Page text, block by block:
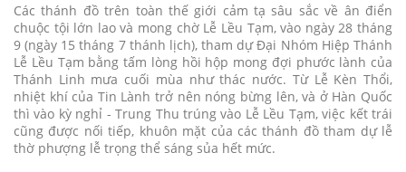
Các thánh đồ trên toàn thế giới cảm tạ sâu sắc về ân điển
chuộc tội lớn lao và mong chờ Lễ Lều Tạm, vào ngày 28 tháng
9 (ngày 15 tháng 7 thánh lịch), tham dự Đại Nhóm Hiệp Thánh
Lễ Lều Tạm bằng tấm lòng hồi hộp mong đợi phước lành của
Thánh Linh mưa cuối mùa như thác nước. Từ Lễ Kèn Thổi,
nhiệt khí của Tin Lành trở nên nóng bừng lên, và ở Hàn Quốc
thì vào kỳ nghỉ - Trung Thu trúng vào Lễ Lều Tạm, việc kết trái
cũng được nối tiếp, khuôn mặt của các thánh đồ tham dự lễ
thờ phượng lễ trọng thể sáng sủa hết mức.